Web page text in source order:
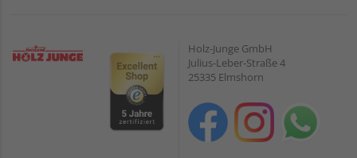
Holz-Junge GmbH
Julius-Leber-Straße 4
25335 Elmshorn